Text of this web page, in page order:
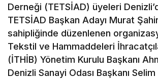
Derneği (TETSİAD) üyeleri
TETSİAD Başkan Adayı Murat
sahipliğinde düzenlenen
Tekstil ve Hammaddeleri
(İTHİB) Yönetim Kurulu Başkanı
Denizli Sanayi Odası Başkanı